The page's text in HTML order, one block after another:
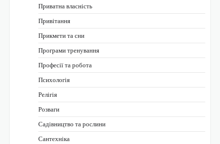
Приватна власність
Привітання
Прикмети та сни
Програми тренування
Професії та робота
Психологія
Релігія
Розваги
Садівництво та рослини
Сантехніка